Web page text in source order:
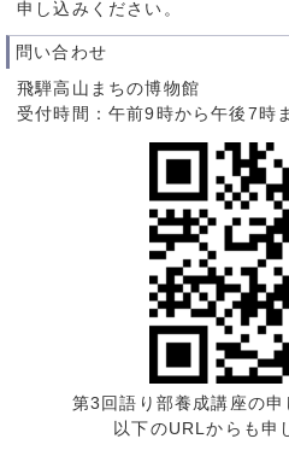
申し込みください。
問い合わせ
飛騨高山まちの博物館
受付時間：午前9時から午後7時
第3回語り部養成講座の申
以下のURLからも申